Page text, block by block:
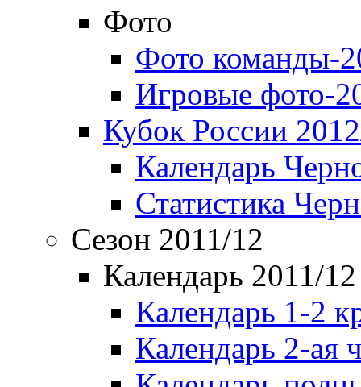
Фото
Фото команды-
Игровые фото-
Кубок России
Календарь
Статистика
Сезон 2011/12
Календарь 2011/12
Календарь 1-2
Календарь 2-ая